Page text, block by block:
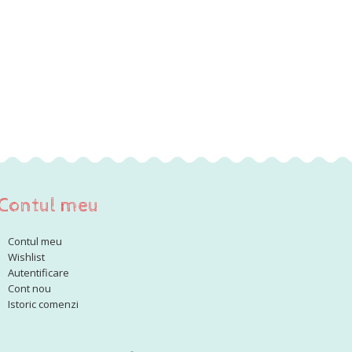
meu
Contul meu
Wishlist
Autentificare
Cont nou
Istoric comenzi